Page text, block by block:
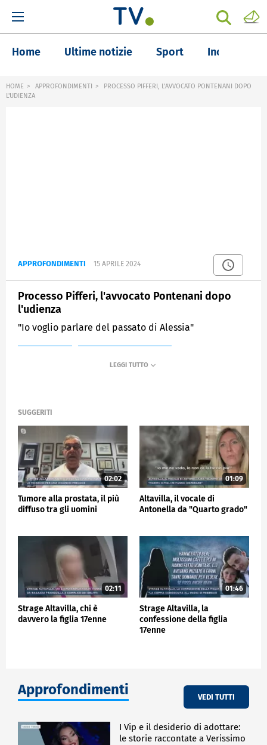
Home Ultime notizie Sport Inchieste
HOME APPROFONDIMENTI
PROCESSO PIFFERI, L'AVVOCATO PONTENANI DOPO
L'UDIENZA
APPROFONDIMENTI 15 APRILE 2024
Processo Pifferi, l'avvocato Pontenani dopo
l'udienza
"Io voglio parlare del passato di Alessia"
SUGGERITI
02:02
Tumore alla prostata, il più
diffuso tra gli uomini
01:09
Altavilla, il vocale di
Antonella da "Quarto grado"
02:11
Strage Altavilla, chi è
davvero la figlia 17enne
01:46
Strage Altavilla, la
confessione della figlia
17enne
Approfondimenti VEDI TUTTI
I Vip e il desiderio di adottare:
le storie raccontate a Verissimo